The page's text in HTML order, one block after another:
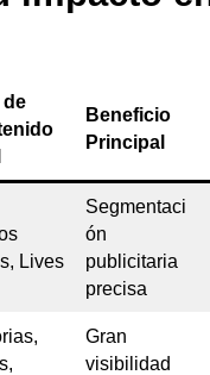
de
Beneficio
Principal
Lives
Segmentaci
ón
publicitaria
precisa
Gran
visibilidad